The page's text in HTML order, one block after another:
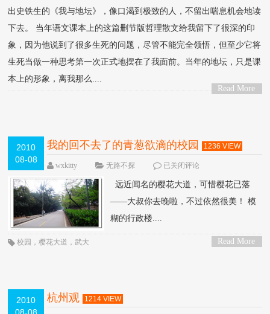
出史铁生的《我与地坛》，像口渴到极致的人，不留出喘息机会地读
下去。 当年语文课本上的这篇删节版哲理散文给我留下了很深的印
象，因为他说到了很多生死的问题，尽管不能完全领悟，但至少它将
生死当做一种思考第一次正式地摆在了我面前。当年的地坛，只是课
本上的形象，离我那么....
Read More
2010
08-08
我的回不去了的青葱欲滴的校园 1236 VIEW
wxkitty 无路不探 已关闭评论
远近闻名的樱花大道，可惜樱花已落
——大叔你去晚啦，不过依然很美！ 模
糊的行政楼....
Read More
校园 ，樱花大道 ，武大
2010
杭州观 1214 VIEW